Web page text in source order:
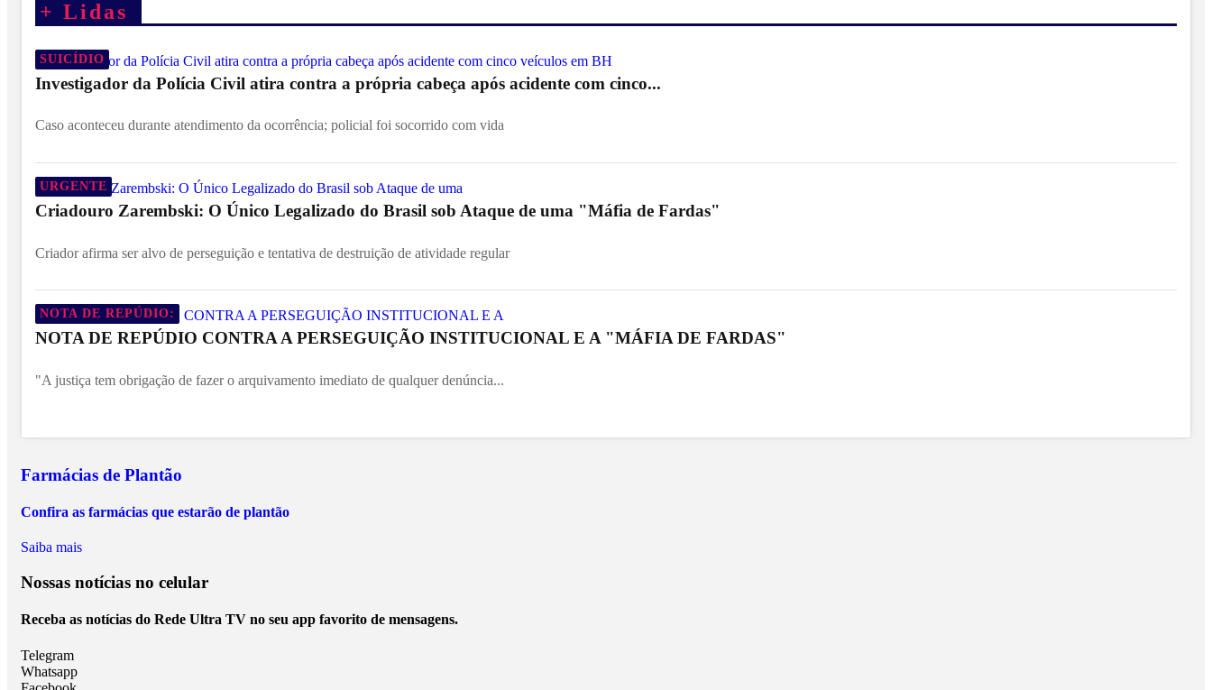
+ Lidas
SUICÍDIO
Investigador da Polícia Civil atira contra a própria cabeça após acidente com cinco...
Caso aconteceu durante atendimento da ocorrência; policial foi socorrido com vida
URGENTE
Criadouro Zarembski: O Único Legalizado do Brasil sob Ataque de uma "Máfia de Fardas"
Criador afirma ser alvo de perseguição e tentativa de destruição de atividade regular
NOTA DE REPÚDIO:
NOTA DE REPÚDIO CONTRA A PERSEGUIÇÃO INSTITUCIONAL E A "MÁFIA DE FARDAS"
"A justiça tem obrigação de fazer o arquivamento imediato de qualquer denúncia...
Farmácias de Plantão
Confira as farmácias que estarão de plantão
Saiba mais
Nossas notícias no celular
Receba as notícias do Rede Ultra TV no seu app favorito de mensagens.
Telegram
Whatsapp